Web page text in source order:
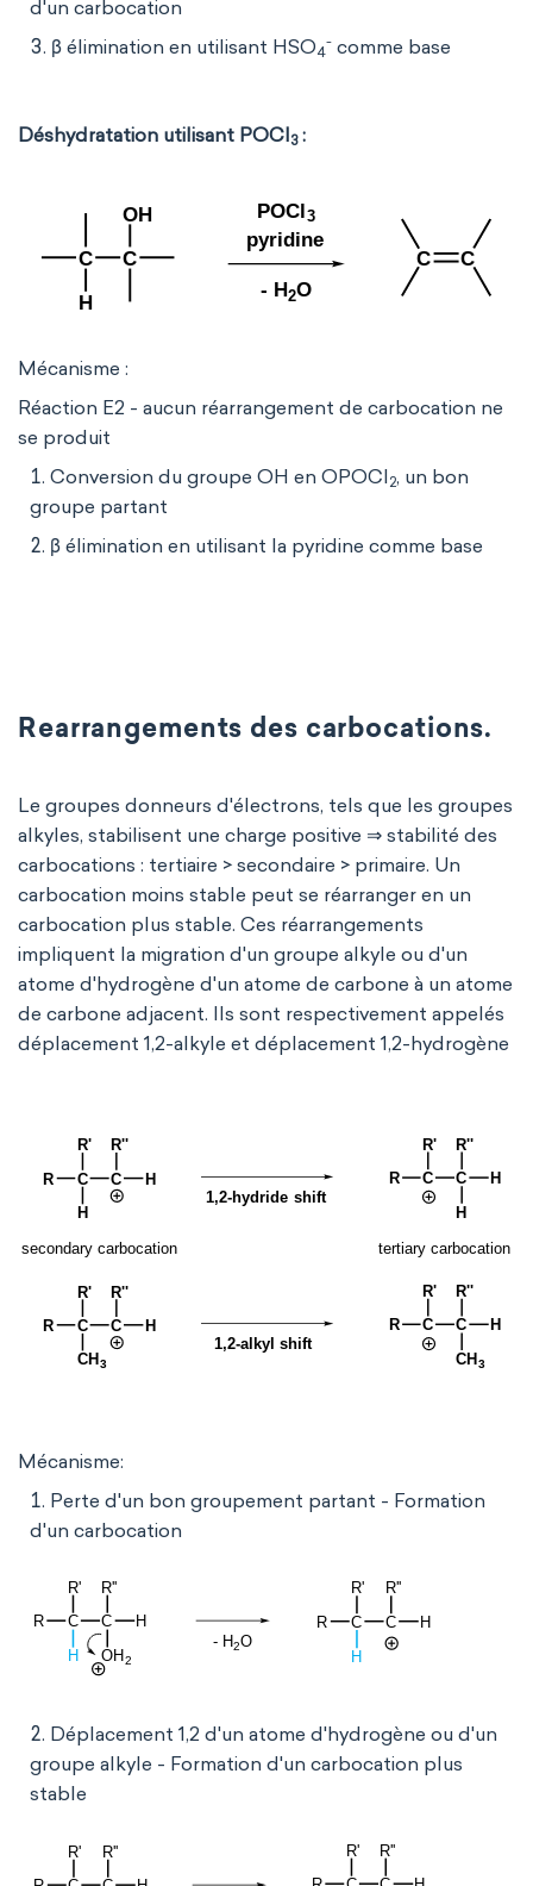
d'un carbocation
β élimination en utilisant HSO4
- comme base
Déshydratation utilisant POCl3:
Mécanisme :
Réaction E2 - aucun réarrangement de carbocation ne
se produit
Conversion du groupe OH en OPOCl2, un bon
groupe partant
β élimination en utilisant la pyridine comme base
Rearrangements des carbocations.
Le groupes donneurs d'électrons, tels que les groupes
alkyles, stabilisent une charge positive ⇒ stabilité des
carbocations : tertiaire > secondaire > primaire. Un
carbocation moins stable peut se réarranger en un
carbocation plus stable. Ces réarrangements
impliquent la migration d'un groupe alkyle ou d'un
atome d'hydrogène d'un atome de carbone à un atome
de carbone adjacent. Ils sont respectivement appelés
déplacement 1,2-alkyle et déplacement 1,2-hydrogène
Mécanisme:
Perte d'un bon groupement partant - Formation
d'un carbocation
Déplacement 1,2 d'un atome d'hydrogène ou d'un
groupe alkyle - Formation d'un carbocation plus
stable